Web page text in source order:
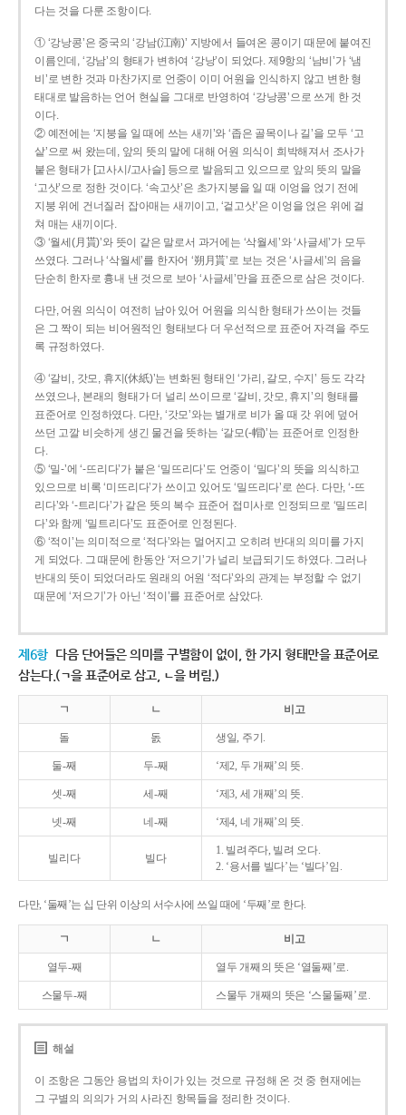
다는 것을 다룬 조항이다.
① ‘강낭콩’은 중국의 ‘강남(江南)’ 지방에서 들여온 콩이기 때문에 붙여진
이름인데, ‘강남’의 형태가 변하여 ‘강낭’이 되었다. 제9항의 ‘남비’가 ‘냄
비’로 변한 것과 마찬가지로 언중이 이미 어원을 인식하지 않고 변한 형
태대로 발음하는 언어 현실을 그대로 반영하여 ‘강낭콩’으로 쓰게 한 것
이다.
② 예전에는 ‘지붕을 일 때에 쓰는 새끼’와 ‘좁은 골목이나 길’을 모두 ‘고
샅’으로 써 왔는데, 앞의 뜻의 말에 대해 어원 의식이 희박해져서 조사가
붙은 형태가 [고사시/고사슬] 등으로 발음되고 있으므로 앞의 뜻의 말을
‘고삿’으로 정한 것이다. ‘속고삿’은 초가지붕을 일 때 이엉을 얹기 전에
지붕 위에 건너질러 잡아매는 새끼이고, ‘겉고삿’은 이엉을 얹은 위에 걸
쳐 매는 새끼이다.
③ ‘월세(月貰)’와 뜻이 같은 말로서 과거에는 ‘삭월세’와 ‘사글세’가 모두
쓰였다. 그러나 ‘삭월세’를 한자어 ‘朔月貰’로 보는 것은 ‘사글세’의 음을
단순히 한자로 흉내 낸 것으로 보아 ‘사글세’만을 표준으로 삼은 것이다.
다만, 어원 의식이 여전히 남아 있어 어원을 의식한 형태가 쓰이는 것들
은 그 짝이 되는 비어원적인 형태보다 더 우선적으로 표준어 자격을 주도
록 규정하였다.
④ ‘갈비, 갓모, 휴지(休紙)’는 변화된 형태인 ‘가리, 갈모, 수지’ 등도 각각
쓰였으나, 본래의 형태가 더 널리 쓰이므로 ‘갈비, 갓모, 휴지’의 형태를
표준어로 인정하였다. 다만, ‘갓모’와는 별개로 비가 올 때 갓 위에 덮어
쓰던 고깔 비슷하게 생긴 물건을 뜻하는 ‘갈모(-帽)’는 표준어로 인정한
다.
⑤ ‘밀-’에 ‘-뜨리다’가 붙은 ‘밀뜨리다’도 언중이 ‘밀다’의 뜻을 의식하고
있으므로 비록 ‘미뜨리다’가 쓰이고 있어도 ‘밀뜨리다’로 쓴다. 다만, ‘-뜨
리다’와 ‘-트리다’가 같은 뜻의 복수 표준어 접미사로 인정되므로 ‘밀뜨리
다’와 함께 ‘밀트리다’도 표준어로 인정된다.
⑥ ‘적이’는 의미적으로 ‘적다’와는 멀어지고 오히려 반대의 의미를 가지
게 되었다. 그 때문에 한동안 ‘저으기’가 널리 보급되기도 하였다. 그러나
반대의 뜻이 되었더라도 원래의 어원 ‘적다’와의 관계는 부정할 수 없기
때문에 ‘저으기’가 아닌 ‘적이’를 표준어로 삼았다.
제6항 다음 단어들은 의미를 구별함이 없이, 한 가지 형태만을 표준어로
삼는다.(ㄱ을 표준어로 삼고, ㄴ을 버림.)
ㄱ ㄴ 비고
돌 돐 생일, 주기.
둘-째 두-째 ‘제2, 두 개째’의 뜻.
셋-째 세-째 ‘제3, 세 개째’의 뜻.
넷-째 네-째 ‘제4, 네 개째’의 뜻.
빌리다 빌다
1. 빌려주다, 빌려 오다.
2. ‘용서를 빌다’는 ‘빌다’임.
다만, ‘둘째’는 십 단위 이상의 서수사에 쓰일 때에 ‘두째’로 한다.
ㄱ ㄴ 비고
열두-째 열두 개째의 뜻은 ‘열둘째’로.
스물두-째 스물두 개째의 뜻은 ‘스물둘째’로.
해설
이 조항은 그동안 용법의 차이가 있는 것으로 규정해 온 것 중 현재에는
그 구별의 의의가 거의 사라진 항목들을 정리한 것이다.